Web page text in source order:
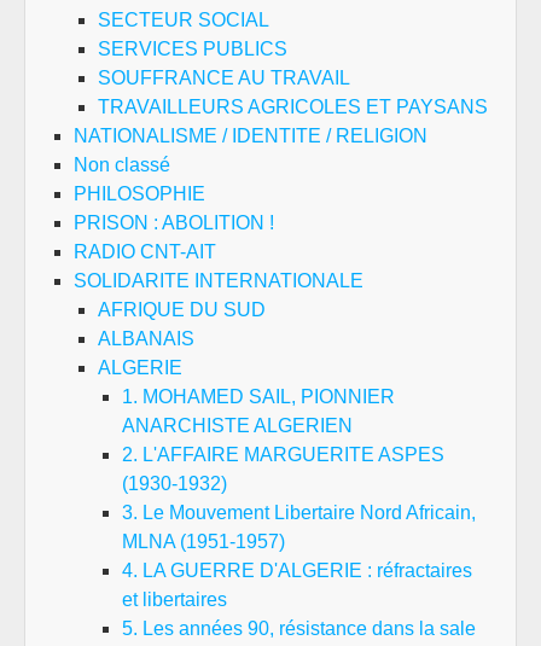
SECTEUR SOCIAL
SERVICES PUBLICS
SOUFFRANCE AU TRAVAIL
TRAVAILLEURS AGRICOLES ET PAYSANS
NATIONALISME / IDENTITE / RELIGION
Non classé
PHILOSOPHIE
PRISON : ABOLITION !
RADIO CNT-AIT
SOLIDARITE INTERNATIONALE
AFRIQUE DU SUD
ALBANAIS
ALGERIE
1. MOHAMED SAIL, PIONNIER
ANARCHISTE ALGERIEN
2. L'AFFAIRE MARGUERITE ASPES
(1930-1932)
3. Le Mouvement Libertaire Nord Africain,
MLNA (1951-1957)
4. LA GUERRE D'ALGERIE : réfractaires
et libertaires
5. Les années 90, résistance dans la sale